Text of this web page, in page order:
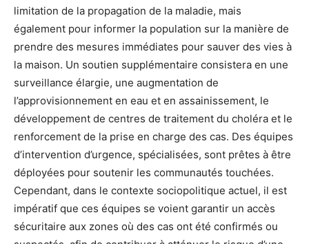
limitation de la propagation de la maladie, mais
également pour informer la population sur la manière de
prendre des mesures immédiates pour sauver des vies à
la maison. Un soutien supplémentaire consistera en une
surveillance élargie, une augmentation de
l’approvisionnement en eau et en assainissement, le
développement de centres de traitement du choléra et le
renforcement de la prise en charge des cas. Des équipes
d’intervention d’urgence, spécialisées, sont prêtes à être
déployées pour soutenir les communautés touchées.
Cependant, dans le contexte sociopolitique actuel, il est
impératif que ces équipes se voient garantir un accès
sécuritaire aux zones où des cas ont été confirmés ou